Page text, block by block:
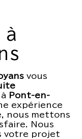
à
vous
Pont-en-
expérience
nous mettons
Nous
votre projet